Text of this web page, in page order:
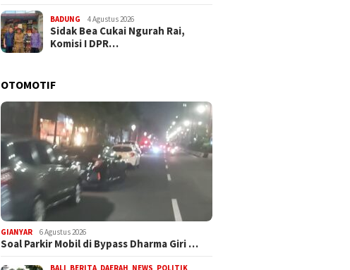
BADUNG 4 Agustus 2026
Sidak Bea Cukai Ngurah Rai,
Komisi I DPR…
OTOMOTIF
GIANYAR 6 Agustus 2026
Soal Parkir Mobil di Bypass Dharma Giri …
BALI BERITA DAERAH NEWS POLITIK